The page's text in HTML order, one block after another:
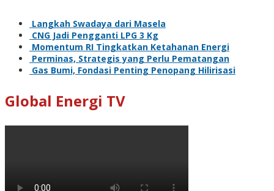
Langkah Swadaya dari Masela
CNG Jadi Pengganti LPG 3 Kg
Momentum RI Tingkatkan Ketahanan Energi
Perminas, Strategis yang Perlu Pematangan
Gas Bumi, Fondasi Penting Penopang Hilirisasi
Global Energi TV